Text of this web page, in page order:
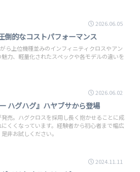
2026.06.05
倒的なコストパフォーマンス
ら上位機種並みのインフィニティクロスやアン
力、軽量化されたスペックや各モデルの違いを
2026.06.02
ハグハグ』ハヤブサから登場
売。ハグクロスを採用し長く抱かせることに成
くくなっています。経験者から初心者まで幅広
非お試しください。
2024.11.11